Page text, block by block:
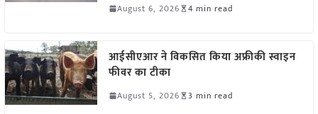
August 6, 2026 4 min read
आईसीएआर ने विकसित किया अफ्रीकी स्वाइन
फीवर का टीका
August 5, 2026 3 min read